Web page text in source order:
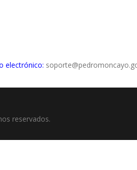
electrónico:
reservados.